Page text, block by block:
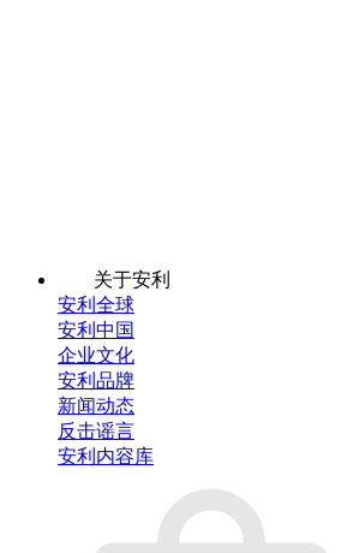
关于安利
安利全球
安利中国
企业文化
安利品牌
新闻动态
反击谣言
安利内容库